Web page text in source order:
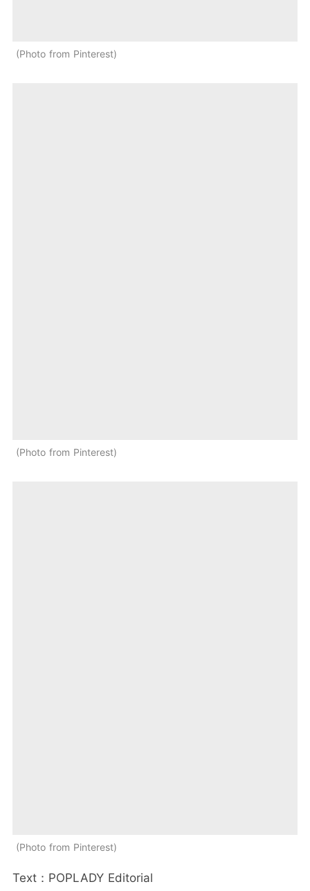
Photo from Pinterest
Photo from Pinterest
Photo from Pinterest
Text：POPLADY Editorial